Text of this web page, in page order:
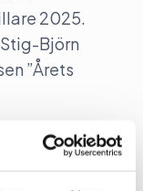
2025.
Björn
”Årets